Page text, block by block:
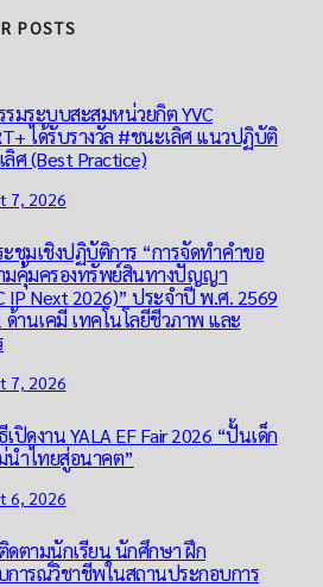
POSTS
รมระบบสะสมหน่วยกิต YVC
ได้รับรางวัล #ชนะเลิศ แนวปฏิบัติ
ศ (Best Practice)
7, 2026
ะชุมเชิงปฏิบัติการ “การจัดทำคำขอ
มคุ้มครองทรัพย์สินทางปัญญา
IP Next 2026)” ประจำปี พ.ศ. 2569
ด้านเคมี เทคโนโลยีชีวภาพ และ
7, 2026
ปิดงาน YALA EF Fair 2026 “ปั้นเด็ก
นำไทยสู่อนาคต”
6, 2026
ดตามนักเรียน นักศึกษา ฝึก
การณ์วิชาชีพในสถานประกอบการ